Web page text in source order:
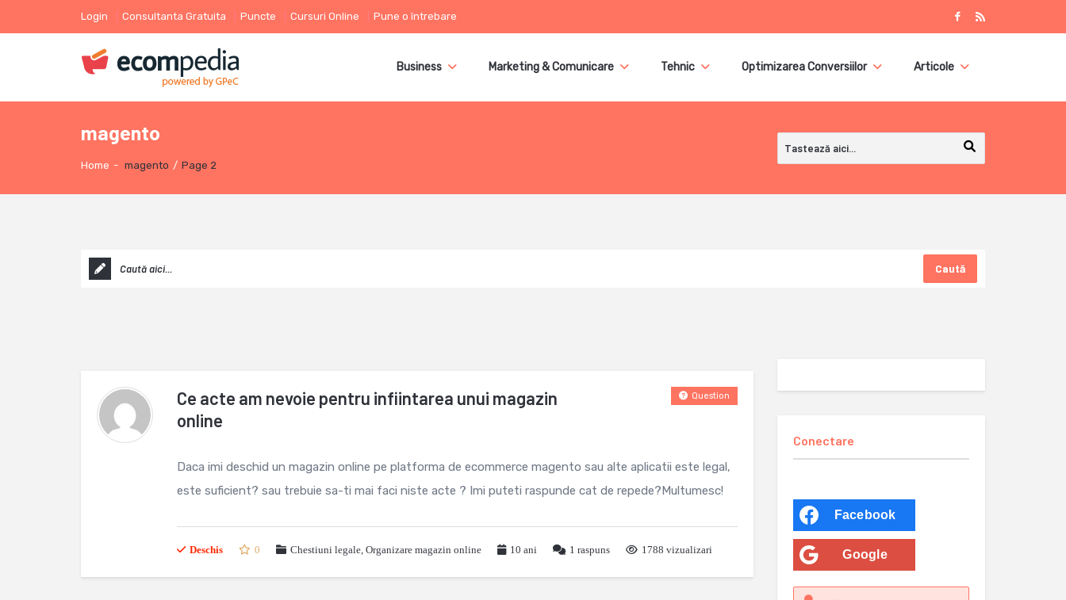
Login Consultanta Gratuita Puncte Cursuri Online Pune o întrebare
Business Marketing & Comunicare Tehnic Optimizarea Conversiilor Articole
magento
Home - magento / Page 2
Caută
Ce acte am nevoie pentru infiintarea unui magazin
online
Question
Daca imi deschid un magazin online pe platforma de ecommerce magento sau alte aplicatii este legal,
este suficient? sau trebuie sa-ti mai faci niste acte ? Imi puteti raspunde cat de repede?Multumesc!
Deschis 0 Chestiuni legale, Organizare magazin online 10 ani 1 raspuns 1788 vizualizari
Conectare
Facebook
Google